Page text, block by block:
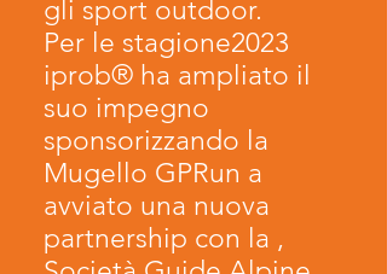
gli sport outdoor.
Per le stagione2023
iprob® ha ampliato il
suo impegno
sponsorizzando la
Mugello GPRun a
avviato una nuova
partnership con la ,